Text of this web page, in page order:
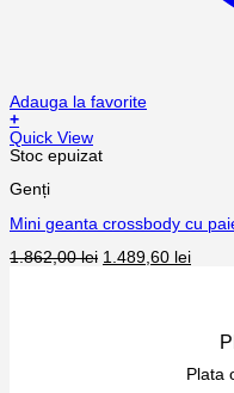
Adauga la favorite
+
Quick View
Stoc epuizat
Genți
Mini geanta crossbody cu
1.862,00lei 1.489,60 lei
Plata